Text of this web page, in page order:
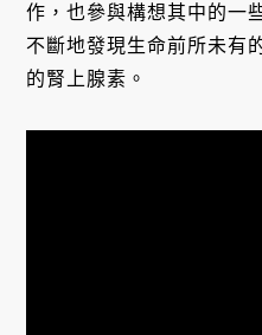
作，也參與構想其中的一
不斷地發現生命前所未有
的腎上腺素。